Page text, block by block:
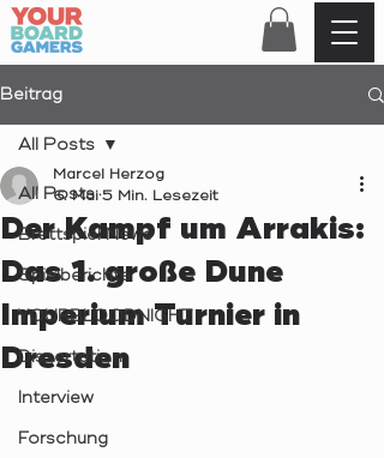
Beitrag
All Posts
Brettspiel News
Spielberichte
YOURBLOODNIGHT
Dissertation
Interview
Forschung
All Posts
Der Kampf um Arrakis:
Das 1. große Dune
Imperium Turnier in
Dresden
Marcel Herzog
6. Mai 5 Min. Lesezeit